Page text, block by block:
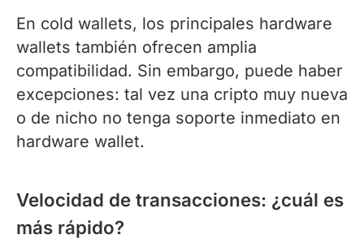
En cold wallets, los principales hardware
wallets también ofrecen amplia
compatibilidad. Sin embargo, puede haber
excepciones: tal vez una cripto muy nueva
o de nicho no tenga soporte inmediato en
hardware wallet.
Velocidad de transacciones: ¿cuál es
más rápido?